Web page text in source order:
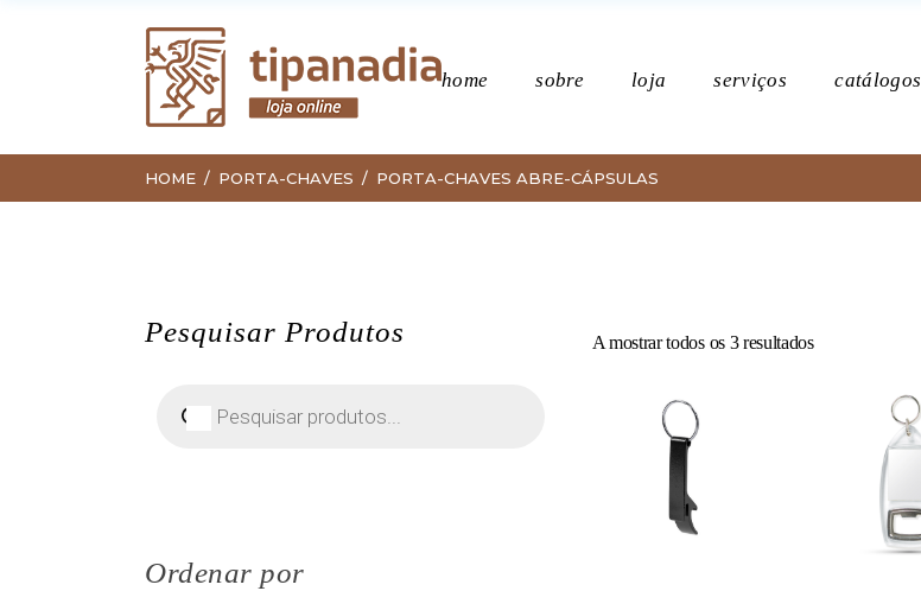
home sobre loja serviços catálogos
HOME PORTA-CHAVES PORTA-CHAVES ABRE-CÁPSULAS
A mostrar todos os 3 resultadosOrdenado
por
Pesquisar Produtos
produtos
Ordenar por